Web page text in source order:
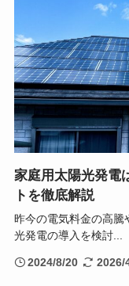
家庭用太陽光発電
トを徹底解説
昨今の電気料金の高騰
光発電の導入を検討...
2024/8/20 2026/